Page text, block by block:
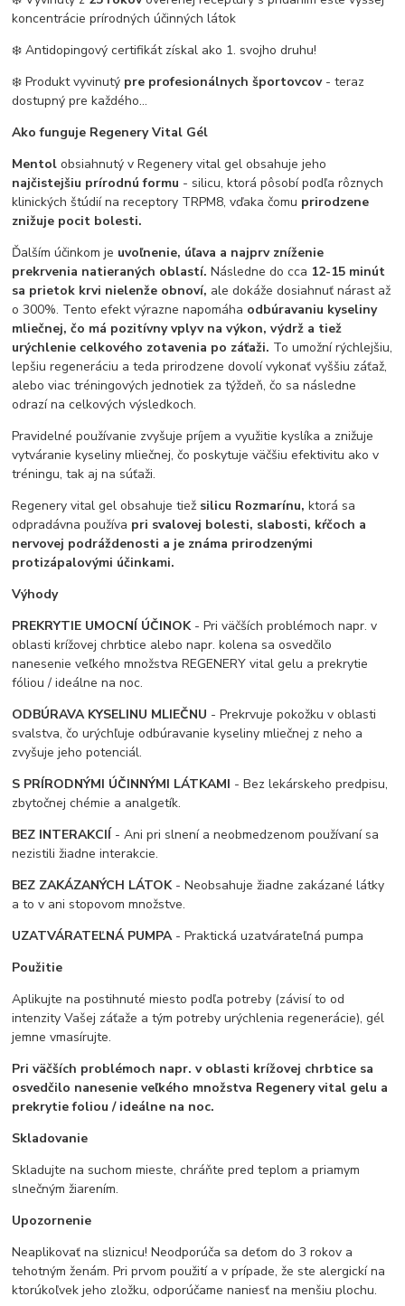
koncentrácie prírodných účinných látok
❄️ Antidopingový certifikát získal ako 1. svojho druhu!
❄️ Produkt vyvinutý pre profesionálnych športovcov- teraz
dostupný pre každého...
Ako funguje Regenery Vital Gél
Mentol obsiahnutý v Regenery vital gel obsahuje jeho
najčistejšiu prírodnú formu - silicu, ktorá pôsobí podľa rôznych
klinických štúdií na receptory TRPM8, vďaka čomu prirodzene
znižuje pocit bolesti.
Ďalším účinkom je uvoľnenie, úľava a najprv zníženie
prekrvenia natieraných oblastí.Následne do cca 12-15 minút
sa prietok krvi nielenže obnoví, ale dokáže dosiahnuť nárast až
o 300%. Tento efekt výrazne napomáha odbúravaniu kyseliny
mliečnej, čo má pozitívny vplyv na výkon, výdrž a tiež
urýchlenie celkového zotavenia po záťaži. To umožní rýchlejšiu,
lepšiu regeneráciu a teda prirodzene dovolí vykonať vyššiu záťaž,
alebo viac tréningových jednotiek za týždeň, čo sa následne
odrazí na celkových výsledkoch.
Pravidelné používanie zvyšuje príjem a využitie kyslíka a znižuje
vytváranie kyseliny mliečnej, čo poskytuje väčšiu efektivitu ako v
tréningu, tak aj na súťaži.
Regenery vital gel obsahuje tiež silicu Rozmarínu, ktorá sa
odpradávna používa pri svalovej bolesti, slabosti, kŕčoch a
nervovej podráždenosti a je známa prirodzenými
protizápalovými účinkami.
Výhody
PREKRYTIE UMOCNÍ ÚČINOK - Pri väčších problémoch napr. v
oblasti krížovej chrbtice alebo napr. kolena sa osvedčilo
nanesenie veľkého množstva REGENERY vital gelu a prekrytie
fóliou / ideálne na noc.
ODBÚRAVA KYSELINU MLIEČNU - Prekrvuje pokožku v oblasti
svalstva, čo urýchľuje odbúravanie kyseliny mliečnej z neho a
zvyšuje jeho potenciál.
S PRÍRODNÝMI ÚČINNÝMI LÁTKAMI - Bez lekárskeho predpisu,
zbytočnej chémie a analgetík.
BEZ INTERAKCIÍ - Ani pri slnení a neobmedzenom používaní sa
nezistili žiadne interakcie.
BEZ ZAKÁZANÝCH LÁTOK - Neobsahuje žiadne zakázané látky
a to v ani stopovom množstve.
UZATVÁRATEĽNÁ PUMPA - Praktická uzatvárateľná pumpa
Použitie
Aplikujte na postihnuté miesto podľa potreby (závisí to od
intenzity Vašej záťaže a tým potreby urýchlenia regenerácie), gél
jemne vmasírujte.
Pri väčších problémoch napr. v oblasti krížovej chrbtice sa
osvedčilo nanesenie veľkého množstva Regenery vital gelu a
prekrytie foliou / ideálne na noc.
Skladovanie
Skladujte na suchom mieste, chráňte pred teplom a priamym
slnečným žiarením.
Upozornenie
Neaplikovať na sliznicu! Neodporúča sa deťom do 3 rokov a
tehotným ženám. Pri prvom použití a v prípade, že ste alergickí na
ktorúkoľvek jeho zložku, odporúčame naniesť na menšiu plochu.